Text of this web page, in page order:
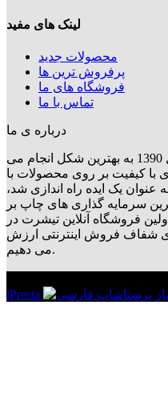
لینک های مفید
محصولات جدید
پرفروش ترین‌ ها
فروشگاه های ما
تماس با ما
درباره ی ما
ما در مروسی به آنچه که از سال 1390 به بهترین شکل انجام می
کیفیت بر روی محصولات با
بالا. آنچه که در سال 1390 به عنوان یک ایده راه اندازی شد،
سرمایه گذاری های چاپ بر
فروشگاه آنلاین تیشرت در
شفاف فروش اینترنتی ارزش
می دهیم.
iPresta